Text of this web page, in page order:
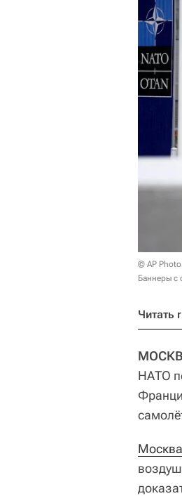
© AP
Баннеры с
Читать
НАТО
Москва